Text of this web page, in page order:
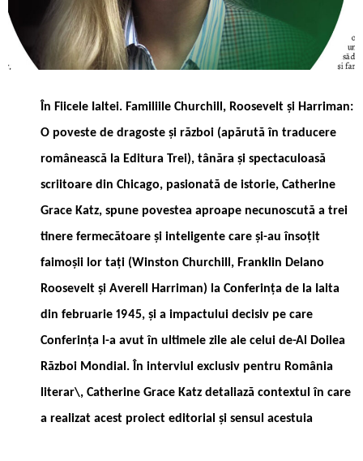
În Fiicele Ialtei. Familiile Churchill, Roosevelt și Harriman:
O poveste de dragoste și război (apărută în traducere
românească la Editura Trei), tânăra și spectaculoasă
scriitoare din Chicago, pasionată de istorie, Catherine
Grace Katz, spune povestea aproape necunoscută a trei
tinere fermecătoare și inteligente care și-au însoțit
faimoșii lor tați (Winston Churchill, Franklin Delano
Roosevelt și Averell Harriman) la Conferința de la Ialta
din februarie 1945, și a impactului decisiv pe care
Conferința l-a avut în ultimele zile ale celui de-Al Doilea
Război Mondial. În interviul exclusiv pentru România
literar\, Catherine Grace Katz detaliază contextul în care
a realizat acest proiect editorial și sensul acestuia